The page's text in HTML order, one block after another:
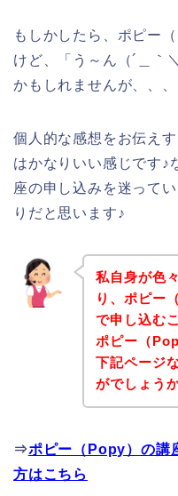
もしかしたら、ポピー
けど、「う～ん（´＿｀
かもしれませんが、、、
個人的な感想をお伝え
はかなりいい感じです♪
座の申し込みを迷って
りだと思います♪
私自身が色
り、ポピー
で申し込む
ポピー（
下記ページ
がでしょう
⇒ポピー（Popy）の講
方はこちら